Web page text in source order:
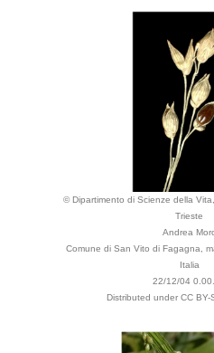
© Dipartimento di Scienze della
Trieste
Andrea
Comune di San Vito di Fagagna,
Italia
22/12/04
Distributed under CC BY-